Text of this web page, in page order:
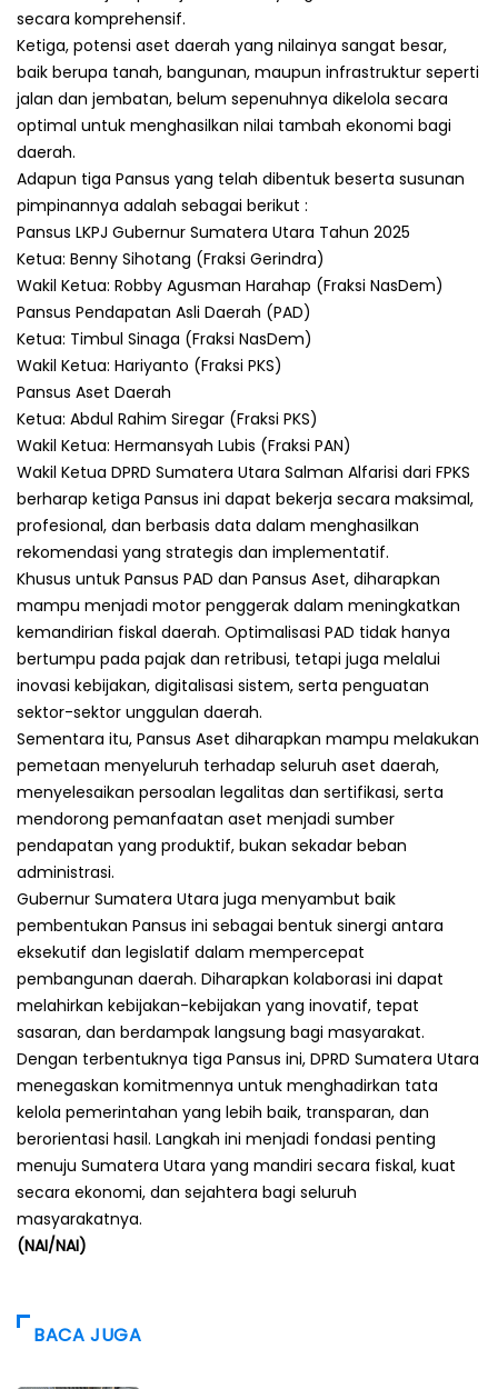
secara komprehensif.
Ketiga, potensi aset daerah yang nilainya sangat besar,
baik berupa tanah, bangunan, maupun infrastruktur seperti
jalan dan jembatan, belum sepenuhnya dikelola secara
optimal untuk menghasilkan nilai tambah ekonomi bagi
daerah.
Adapun tiga Pansus yang telah dibentuk beserta susunan
pimpinannya adalah sebagai berikut :
Pansus LKPJ Gubernur Sumatera Utara Tahun 2025
Ketua: Benny Sihotang (Fraksi Gerindra)
Wakil Ketua: Robby Agusman Harahap (Fraksi NasDem)
Pansus Pendapatan Asli Daerah (PAD)
Ketua: Timbul Sinaga (Fraksi NasDem)
Wakil Ketua: Hariyanto (Fraksi PKS)
Pansus Aset Daerah
Ketua: Abdul Rahim Siregar (Fraksi PKS)
Wakil Ketua: Hermansyah Lubis (Fraksi PAN)
Wakil Ketua DPRD Sumatera Utara Salman Alfarisi dari FPKS
berharap ketiga Pansus ini dapat bekerja secara maksimal,
profesional, dan berbasis data dalam menghasilkan
rekomendasi yang strategis dan implementatif.
Khusus untuk Pansus PAD dan Pansus Aset, diharapkan
mampu menjadi motor penggerak dalam meningkatkan
kemandirian fiskal daerah. Optimalisasi PAD tidak hanya
bertumpu pada pajak dan retribusi, tetapi juga melalui
inovasi kebijakan, digitalisasi sistem, serta penguatan
sektor-sektor unggulan daerah.
Sementara itu, Pansus Aset diharapkan mampu melakukan
pemetaan menyeluruh terhadap seluruh aset daerah,
menyelesaikan persoalan legalitas dan sertifikasi, serta
mendorong pemanfaatan aset menjadi sumber
pendapatan yang produktif, bukan sekadar beban
administrasi.
Gubernur Sumatera Utara juga menyambut baik
pembentukan Pansus ini sebagai bentuk sinergi antara
eksekutif dan legislatif dalam mempercepat
pembangunan daerah. Diharapkan kolaborasi ini dapat
melahirkan kebijakan-kebijakan yang inovatif, tepat
sasaran, dan berdampak langsung bagi masyarakat.
Dengan terbentuknya tiga Pansus ini, DPRD Sumatera Utara
menegaskan komitmennya untuk menghadirkan tata
kelola pemerintahan yang lebih baik, transparan, dan
berorientasi hasil. Langkah ini menjadi fondasi penting
menuju Sumatera Utara yang mandiri secara fiskal, kuat
secara ekonomi, dan sejahtera bagi seluruh
masyarakatnya.
(NAI/NAI)
BACA JUGA